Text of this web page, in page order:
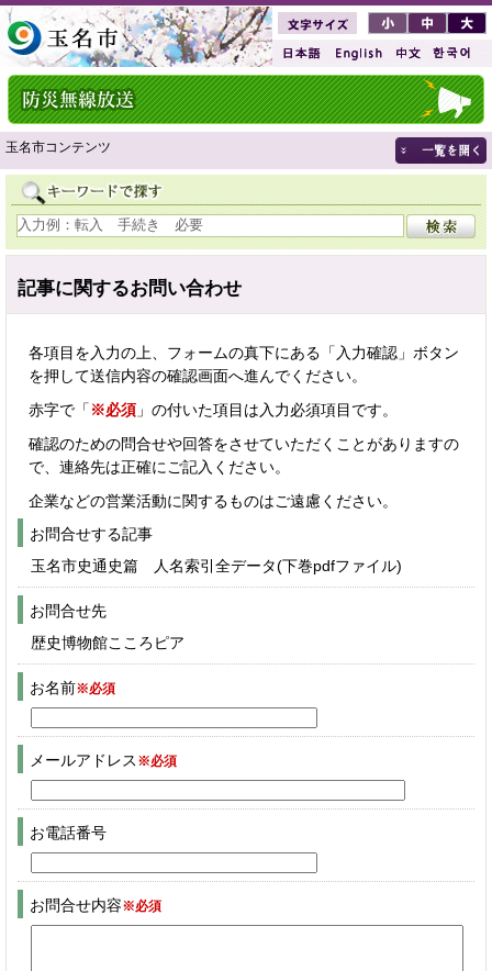
玉名市コンテンツ
記事に関するお問い合わせ
各項目を入力の上、フォームの真下にある「入力確認」ボタン
を押して送信内容の確認画面へ進んでください。
赤字で「 ※必須 」の付いた項目は入力必須項目です。
確認のための問合せや回答をさせていただくことがありますの
で、連絡先は正確にご記入ください。
企業などの営業活動に関するものはご遠慮ください。
お問合せする記事
玉名市史通史篇 人名索引全データ(下巻pdfファイル)
お問合せ先
歴史博物館こころピア
お名前※必須
メールアドレス ※必須
お電話番号
お問合せ内容※必須